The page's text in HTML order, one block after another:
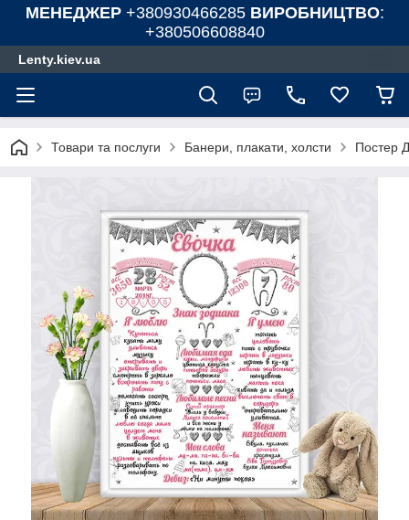
МЕНЕДЖЕР +380930466285 ВИРОБНИЦТВО:
+380506608840
Lenty.kiev.ua
Товари та послуги Банери, плакати, холсти Постер